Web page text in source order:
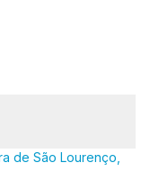
de São Lourenço,